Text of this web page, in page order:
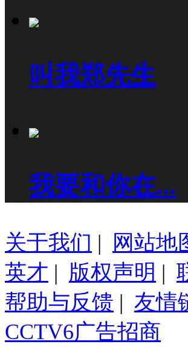
叫我郑先生
我要和你在...
关于我们 | 网站地
英才 | 版权声明 |
帮助与反馈 | 友情
CCTV6广告招商